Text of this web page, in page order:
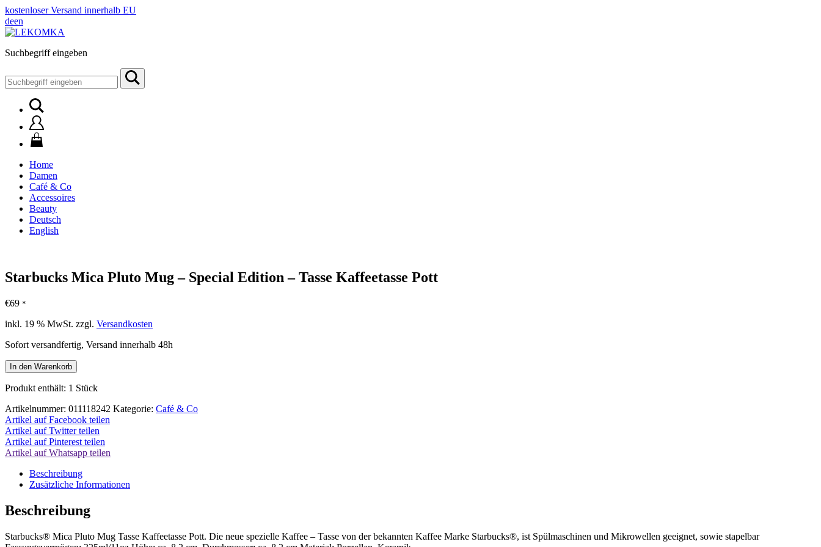
kostenloser Versand innerhalb EU
deen
Suchbegriff eingeben
nach:
Home
Damen
Café & Co
Accessoires
Beauty
Deutsch
English
Starbucks Mica Pluto Mug – Special Edition – Tasse Kaffeetasse Pott
€69 *
inkl. 19 % MwSt. zzgl. Versandkosten
Sofort versandfertig, Versand innerhalb 48h
Starbucks
Mica
Pluto
-
Special
Edition
-
Tasse
Menge
In den Warenkorb
Produkt enthält: 1 Stück
Artikelnummer: 011118242 Kategorie: Café & Co
Artikel auf Facebook teilen
Artikel auf Twitter teilen
Artikel auf Pinterest teilen
Artikel auf Whatsapp teilen
Beschreibung
Zusätzliche Informationen
Beschreibung
Starbucks® Mica Pluto Mug Tasse Kaffeetasse Pott. Die neue spezielle Kaffee – Tasse von der bekannten Kaffee Marke Starbucks®, ist Spülmaschinen und Mikrowellen geeignet, sowie stapelbar